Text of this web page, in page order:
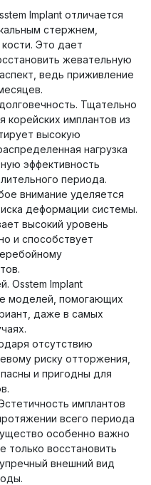
Implant отличается
стержнем,
Это дает
жевательную
ведь приживление
Тщательно
корейских имплантов из
высокую
нагрузка
эффективность
периода.
внимание уделяется
деформации системы.
высокий уровень
и способствует
Osstem Implant
моделей, помогающих
даже в самых
отсутствию
риску отторжения,
и пригодны для
имплантов
всего периода
особенно важно
только восстановить
внешний вид